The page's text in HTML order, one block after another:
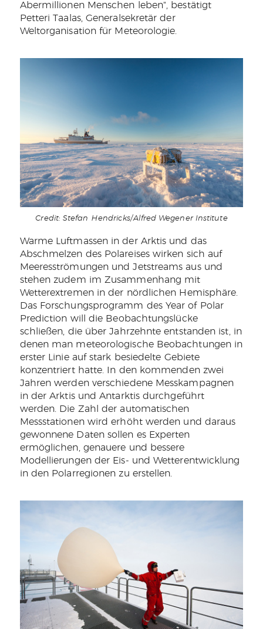
Abermillionen Menschen leben", bestätigt
Petteri Taalas, Generalsekretär der
Weltorganisation für Meteorologie.
Credit: Stefan Hendricks/Alfred Wegener Institute
Warme Luftmassen in der Arktis und das
Abschmelzen des Polareises wirken sich auf
Meeresströmungen und Jetstreams aus und
stehen zudem im Zusammenhang mit
Wetterextremen in der nördlichen Hemisphäre.
Das Forschungsprogramm des Year of Polar
Prediction will die Beobachtungslücke
schließen, die über Jahrzehnte entstanden ist, in
denen man meteorologische Beobachtungen in
erster Linie auf stark besiedelte Gebiete
konzentriert hatte. In den kommenden zwei
Jahren werden verschiedene Messkampagnen
in der Arktis und Antarktis durchgeführt
werden. Die Zahl der automatischen
Messstationen wird erhöht werden und daraus
gewonnene Daten sollen es Experten
ermöglichen, genauere und bessere
Modellierungen der Eis- und Wetterentwicklung
in den Polarregionen zu erstellen.